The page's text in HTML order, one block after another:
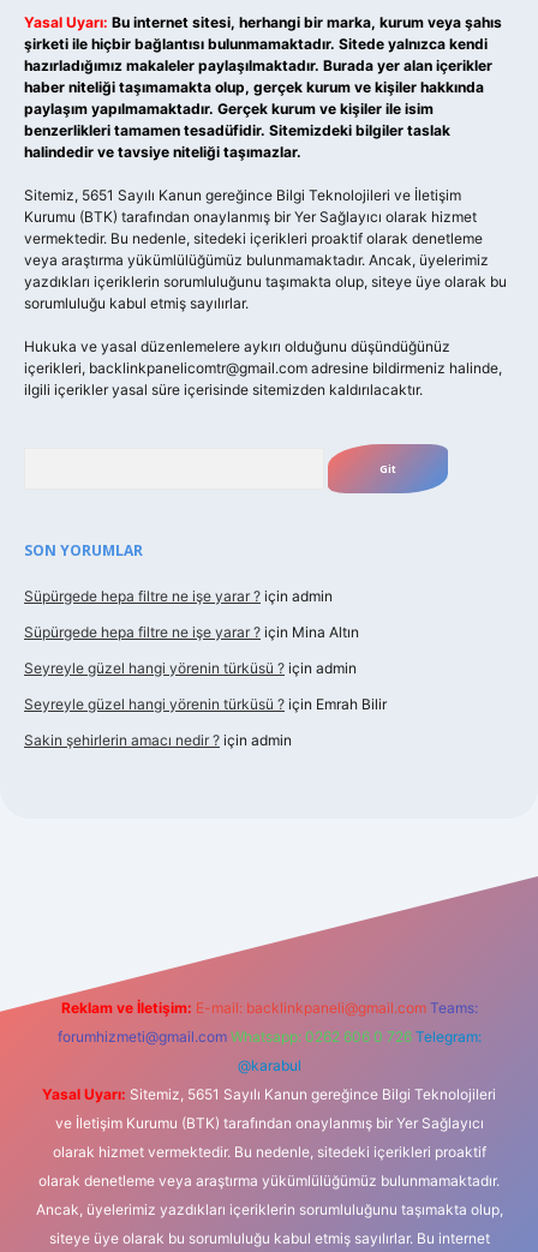
Yasal Uyarı: Bu internet sitesi, herhangi bir marka, kurum veya şahıs
şirketi ile hiçbir bağlantısı bulunmamaktadır. Sitede yalnızca kendi
hazırladığımız makaleler paylaşılmaktadır. Burada yer alan içerikler
haber niteliği taşımamakta olup, gerçek kurum ve kişiler hakkında
paylaşım yapılmamaktadır. Gerçek kurum ve kişiler ile isim
benzerlikleri tamamen tesadüfidir. Sitemizdeki bilgiler taslak
halindedir ve tavsiye niteliği taşımazlar.
Sitemiz, 5651 Sayılı Kanun gereğince Bilgi Teknolojileri ve İletişim
Kurumu (BTK) tarafından onaylanmış bir Yer Sağlayıcı olarak hizmet
vermektedir. Bu nedenle, sitedeki içerikleri proaktif olarak denetleme
veya araştırma yükümlülüğümüz bulunmamaktadır. Ancak, üyelerimiz
yazdıkları içeriklerin sorumluluğunu taşımakta olup, siteye üye olarak bu
sorumluluğu kabul etmiş sayılırlar.
Hukuka ve yasal düzenlemelere aykırı olduğunu düşündüğünüz
içerikleri, backlinkpanelicomtr@gmail.com adresine bildirmeniz halinde,
ilgili içerikler yasal süre içerisinde sitemizden kaldırılacaktır.
SON YORUMLAR
Süpürgede hepa filtre ne işe yarar ? için admin
Süpürgede hepa filtre ne işe yarar ? için Mina Altın
Seyreyle güzel hangi yörenin türküsü ? için admin
Seyreyle güzel hangi yörenin türküsü ? için Emrah Bilir
Sakin şehirlerin amacı nedir ? için admin
Reklam ve İletişim: E-mail: backlinkpaneli@gmail.com Teams:
forumhizmeti@gmail.com Whatsapp: 0262 606 0 726 Telegram:
@karabul
Yasal Uyarı: Sitemiz, 5651 Sayılı Kanun gereğince Bilgi Teknolojileri
ve İletişim Kurumu (BTK) tarafından onaylanmış bir Yer Sağlayıcı
olarak hizmet vermektedir. Bu nedenle, sitedeki içerikleri proaktif
olarak denetleme veya araştırma yükümlülüğümüz bulunmamaktadır.
Ancak, üyelerimiz yazdıkları içeriklerin sorumluluğunu taşımakta olup,
siteye üye olarak bu sorumluluğu kabul etmiş sayılırlar. Bu internet